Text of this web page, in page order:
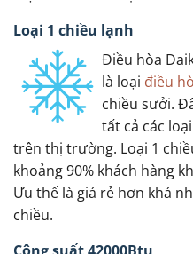
Loại 1 chiều lạnh
Điều hòa
là loại điều
chiều sưởi.
tất cả các
trên thị trường. Loại 1
khoảng 90% khách hàng
Ưu thế là giá rẻ hơn khá
chiều.